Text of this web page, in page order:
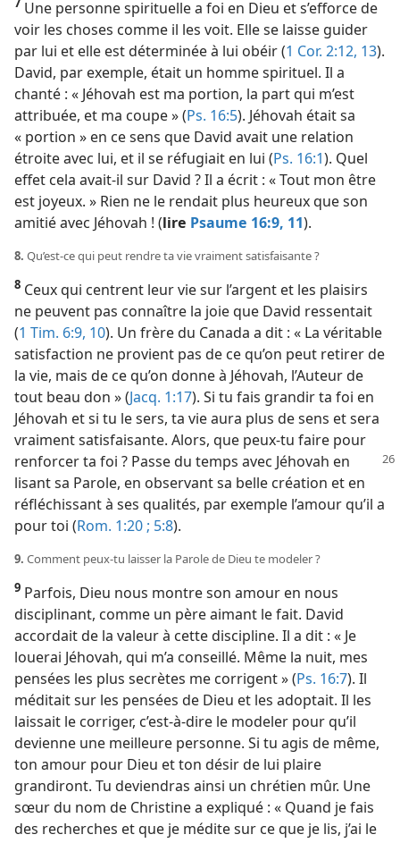
Une personne spirituelle a foi en Dieu et s’efforce de
voir les choses comme il les voit. Elle se laisse guider
par lui et elle est déterminée à lui obéir (1 Cor. 2:12, 13).
David, par exemple, était un homme spirituel. Il a
chanté : « Jéhovah est ma portion, la part qui m’est
attribuée, et ma coupe » (Ps. 16:5). Jéhovah était sa
« portion » en ce sens que David avait une relation
étroite avec lui, et il se réfugiait en lui (Ps. 16:1). Quel
effet cela avait-​il sur David ? Il a écrit : « Tout mon être
est joyeux. » Rien ne le rendait plus heureux que son
amitié avec Jéhovah ! (lire Psaume 16:9, 11).
8. Qu’est-​ce qui peut rendre ta vie vraiment satisfaisante ?
8 Ceux qui centrent leur vie sur l’argent et les plaisirs
ne peuvent pas connaître la joie que David ressentait
(1 Tim. 6:9, 10). Un frère du Canada a dit : « La véritable
satisfaction ne provient pas de ce qu’on peut retirer de
la vie, mais de ce qu’on donne à Jéhovah, l’Auteur de
tout beau don » (Jacq. 1:17). Si tu fais grandir ta foi en
Jéhovah et si tu le sers, ta vie aura plus de sens et sera
vraiment satisfaisante. Alors, que peux-​tu faire pour
renforcer ta foi ? Passe du temps avec Jéhovah en
lisant sa Parole, en observant sa belle création et en
réfléchissant à ses qualités, par exemple l’amour qu’il a
pour toi (Rom. 1:20 ; 5:8).
9. Comment peux-​tu laisser la Parole de Dieu te modeler ?
9 Parfois, Dieu nous montre son amour en nous
disciplinant, comme un père aimant le fait. David
accordait de la valeur à cette discipline. Il a dit : « Je
louerai Jéhovah, qui m’a conseillé. Même la nuit, mes
pensées les plus secrètes me corrigent » (Ps. 16:7). Il
méditait sur les pensées de Dieu et les adoptait. Il les
laissait le corriger, c’est-à-dire le modeler pour qu’il
devienne une meilleure personne. Si tu agis de même,
ton amour pour Dieu et ton désir de lui plaire
grandiront. Tu deviendras ainsi un chrétien mûr. Une
sœur du nom de Christine a expliqué : « Quand je fais
des recherches et que je médite sur ce que je lis, j’ai le